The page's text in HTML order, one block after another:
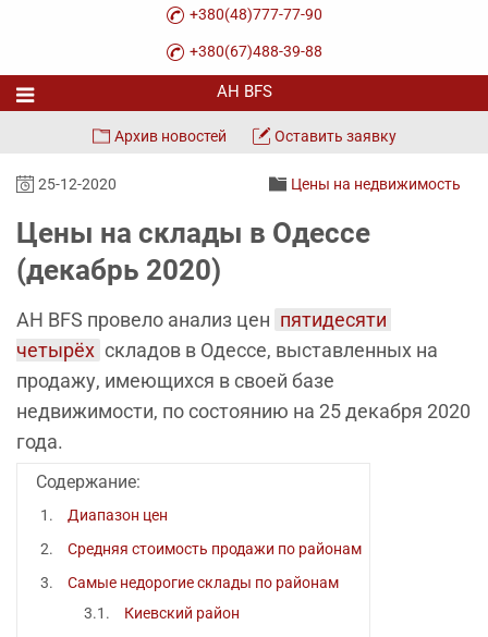
+380(48)777-77-90
+380(67)488-39-88
Архив новостей Оставить заявку
25-12-2020 Цены на недвижимость
Цены на склады в Одессе
(декабрь 2020)
АН BFS провело анализ цен пятидесяти
четырёх складов в Одессе, выставленных на
продажу, имеющихся в своей базе
недвижимости, по состоянию на 25 декабря 2020
года.
Содержание:
Диапазон цен
Средняя стоимость продажи по районам
Самые недорогие склады по районам
Киевский район